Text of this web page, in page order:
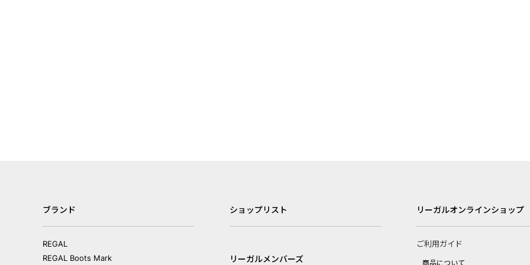
ブランド
REGAL
REGAL Boots Mark
ショップリスト
リーガルメンバーズ
リーガルオンラインショップ
ご利用ガイド
商品について